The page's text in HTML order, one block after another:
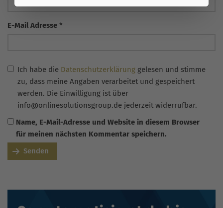
E-Mail Adresse *
Ich habe die Datenschutzerklärung gelesen und stimme
zu, dass meine Angaben verarbeitet und gespeichert
werden. Die Einwilligung ist über
info@onlinesolutionsgroup.de jederzeit widerrufbar.
Name, E-Mail-Adresse und Website in diesem Browser
für meinen nächsten Kommentar speichern.
Senden